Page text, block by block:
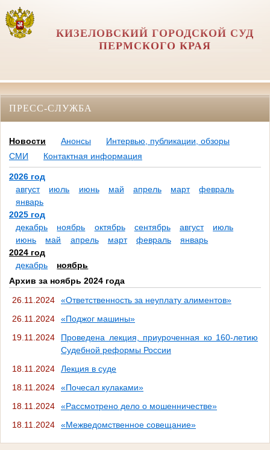
КИЗЕЛОВСКИЙ ГОРОДСКОЙ СУД
ПЕРМСКОГО КРАЯ
ПРЕСС-СЛУЖБА
Новости Анонсы
Интервью, публикации, обзоры
СМИ
Контактная информация
2026 год
август
июль июнь май апрель март
февраль
январь
2025 год
декабрь
ноябрь октябрь сентябрь август
июль
июнь
май апрель март февраль
январь
2024 год
декабрь
ноябрь
Архив за ноябрь 2024 года
26.11.2024
«Ответственность за неуплату алиментов»
26.11.2024
«Поджог машины»
19.11.2024
Проведена лекция, приуроченная ко 160-летию
Судебной реформы России
18.11.2024
Лекция в суде
18.11.2024
«Почесал кулаками»
18.11.2024
«Рассмотрено дело о мошенничестве»
18.11.2024
«Межведомственное совещание»